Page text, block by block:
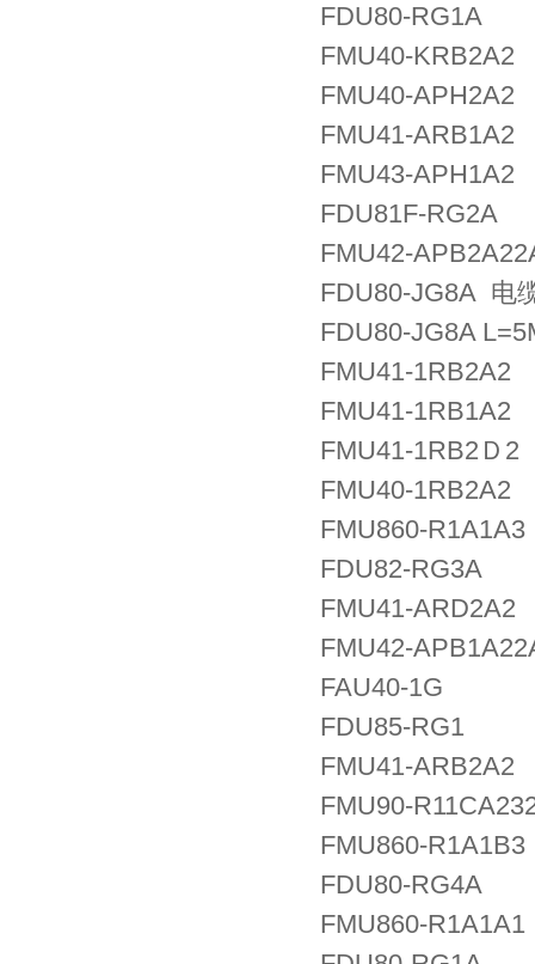
FDU80-RG1A
FMU40-KRB2A2
FMU40-APH2A2
FMU41-ARB1A2
FMU43-APH1A2
FDU81F-RG2A
FMU42-
FDU80-JG8A 电
FDU80-JG8A
FMU41-1RB2A2
FMU41-1RB1A2
FMU41-1RB2Ｄ2
FMU40-1RB2A2
FMU860-R1A1A3
FDU82-RG3A
FMU41-ARD2A2
FMU42-
FAU40-1G
FDU85-RG1
FMU41-ARB2A2
FMU90-
FMU860-R1A1B3
FDU80-RG4A
FMU860-R1A1A1